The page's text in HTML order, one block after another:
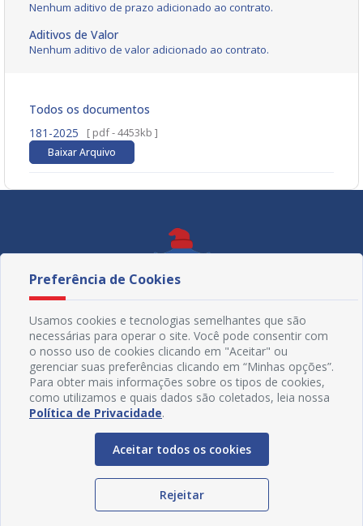
Nenhum aditivo de prazo adicionado ao contrato.
Aditivos de Valor
Nenhum aditivo de valor adicionado ao contrato.
Todos os documentos
181-2025
[ pdf - 4453kb ]
Baixar Arquivo
Preferência de Cookies
Usamos cookies e tecnologias semelhantes que são
necessárias para operar o site. Você pode consentir com
o nosso uso de cookies clicando em "Aceitar" ou
gerenciar suas preferências clicando em “Minhas opções”.
Para obter mais informações sobre os tipos de cookies,
como utilizamos e quais dados são coletados, leia nossa
Política de Privacidade.
Aceitar todos os cookies
Rejeitar